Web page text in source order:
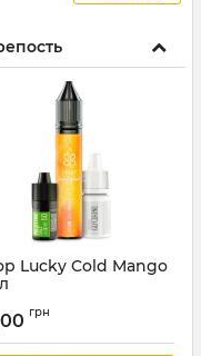
Lucky Cold Mango
грн